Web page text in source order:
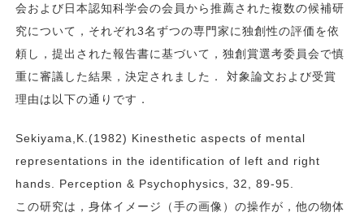
会および日本認知科学会の会員から推薦された複数の候補研
究について，それぞれ3名ずつの専門家に独創性の評価を依
頼し，提出された報告書に基づいて，独創賞選考委員会で慎
重に審議した結果，決定されました． 対象論文および受賞
理由は以下の通りです．
Sekiyama,K.(1982) Kinesthetic aspects of mental
representations in the identification of left and right
hands. Perception & Psychophysics, 32, 89-95.
この研究は，身体イメージ（手の画像）の操作が，他の物体